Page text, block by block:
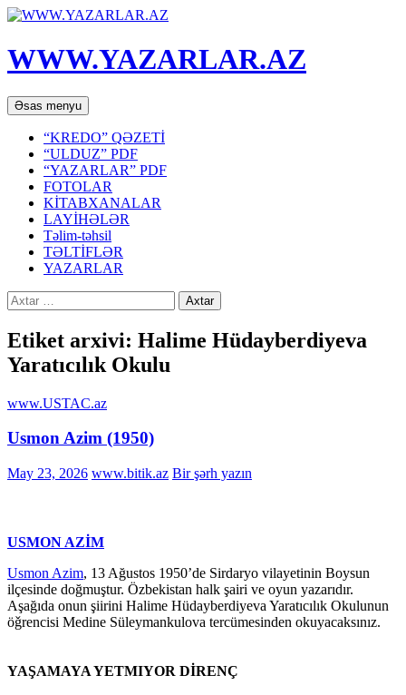
WWW.YAZARLAR.AZ
Axtar
Əsas menyu Mühtəviyyata
keç
“KREDO” QƏZETİ
“ULDUZ” PDF
“YAZARLAR” PDF
FOTOLAR
KİTABXANALAR
LAYİHƏLƏR
Təlim-təhsil
TƏLTİFLƏR
YAZARLAR
Axtarış:
Etiket arxivi: Halime Hüdayberdiyeva
Yaratıcılık Okulu
www.USTAC.az
Usmon Azim (1950)
May 23, 2026 www.bitik.az Bir şərh yazın
USMON AZİM
Usmon Azim, 13 Ağustos 1950’de Sirdaryo vilayetinin Boysun
ilçesinde doğmuştur. Özbekistan halk şairi ve oyun yazarıdır.
Aşağıda onun şiirini Halime Hüdayberdiyeva Yaratıcılık Okulunun
öǧrencisi Medine Süleymankulova tercümesinden okuyacaksınız.
YAŞAMAYA YETMIYOR DİRENÇ